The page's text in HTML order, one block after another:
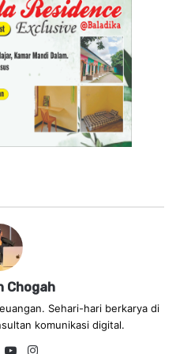
Chogah
Sehari-hari berkarya di
komunikasi digital.
Lin
Yo